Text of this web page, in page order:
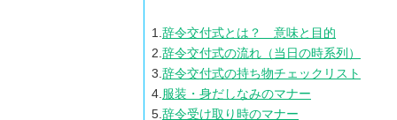
1. 辞令交付式とは？ 意味と目的
2. 辞令交付式の流れ（当日の時系列）
3. 辞令交付式の持ち物チェックリスト
4. 服装・身だしなみのマナー
5. 辞令受け取り時のマナー